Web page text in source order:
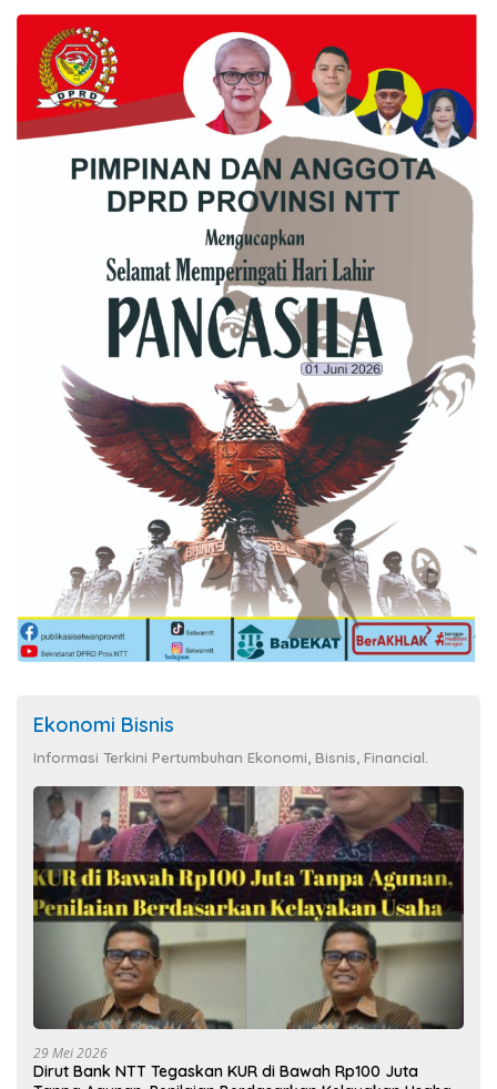
Ekonomi Bisnis
Informasi Terkini Pertumbuhan Ekonomi, Bisnis, Financial.
29 Mei 2026
Dirut Bank NTT Tegaskan KUR di Bawah Rp100 Juta